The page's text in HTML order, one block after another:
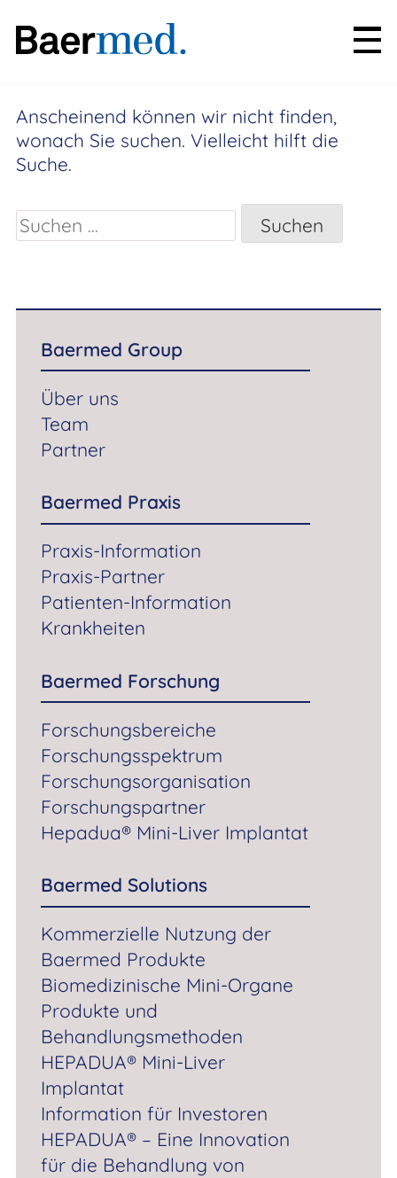
Zum
Inhalt
Baermed Group
Über uns
Partner
Praxis-Information
Praxis-Partner
Patienten-Information
Krankheiten
Baermed Forschung
Forschungsbereiche
Forschungsorganisation
Forschungspartner
Hepadua® Mini-Liver Implantat
Baermed Solutions
Kommerzielle Nutzung der Baermed Produkte
Biomedizinische Mini-Organe
Produkte und Behandlungsmethoden
HEPADUA® Mini-Liver Implantat
Information für Investoren
HEPADUA® – Eine Innovation für die Behandlung
von Leberzirrhose
Kontakt für Investoren
NICHTS GEFUNDEN
Anscheinend können wir nicht finden,
wonach Sie suchen. Vielleicht hilft die
Suche.
Suchen
nach:
Baermed Group
Über uns
Team
Partner
Baermed Praxis
Praxis-Information
Praxis-Partner
Patienten-Information
Krankheiten
Baermed Forschung
Forschungsbereiche
Forschungsspektrum
Forschungsorganisation
Forschungspartner
Hepadua® Mini-Liver Implantat
Baermed Solutions
Kommerzielle Nutzung der
Baermed Produkte
Biomedizinische Mini-Organe
Produkte und
Behandlungsmethoden
HEPADUA® Mini-Liver
Implantat
Information für Investoren
HEPADUA® – Eine Innovation
für die Behandlung von